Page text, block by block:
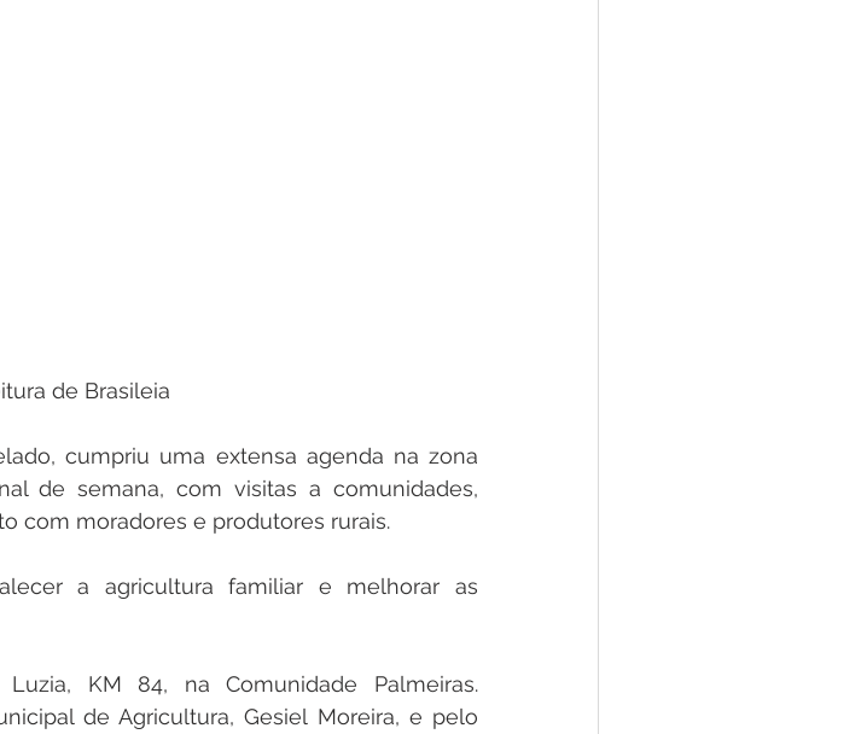
de Brasileia
cumpriu uma extensa agenda na zona
de semana, com visitas a comunidades,
com moradores e produtores rurais.
a agricultura familiar e melhorar as
KM 84, na Comunidade Palmeiras.
de Agricultura, Gesiel Moreira, e pelo